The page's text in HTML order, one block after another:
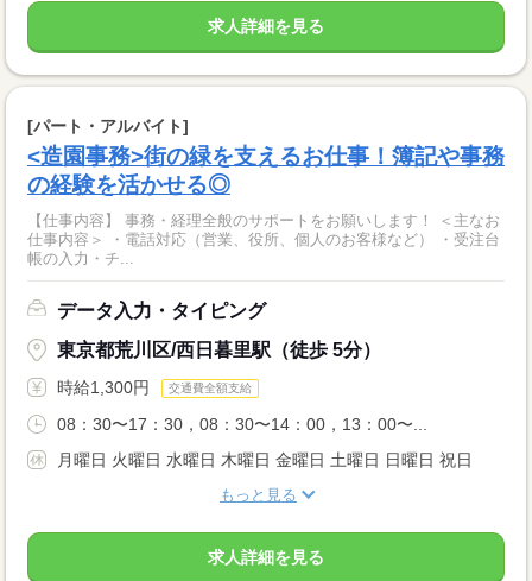
求人詳細を見る
[パート・アルバイト]
<造園事務>街の緑を支えるお仕事！簿記や事務
の経験を活かせる◎
【仕事内容】 事務・経理全般のサポートをお願いします！ ＜主なお
仕事内容＞ ・電話対応（営業、役所、個人のお客様など） ・受注台
帳の入力・チ...
データ入力・タイピング
東京都荒川区/西日暮里駅（徒歩 5分）
時給1,300円 交通費全額支給
08：30〜17：30，08：30〜14：00，13：00〜...
月曜日 火曜日 水曜日 木曜日 金曜日 土曜日 日曜日 祝日
もっと見る
求人詳細を見る